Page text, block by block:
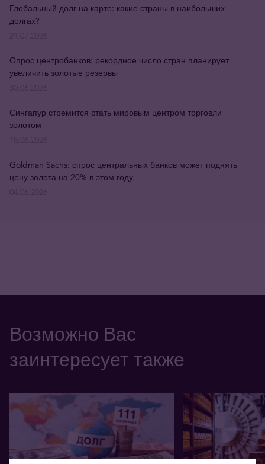
Глобальный долг на карте: какие страны в наибольших
долгах?
Опрос центробанков: рекордное число стран планирует
увеличить золотые резервы
Сингапур стремится стать мировым центром торговли
золотом
Goldman Sachs: спрос центральных банков может поднять
цену золота на 20% в этом году
Возможно Вас
заинтересует также